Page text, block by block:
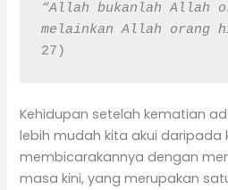
“Allah bukanlah Allah
melainkan Allah orang
27)
Kehidupan setelah kematian
lebih mudah kita akui daripada
membicarakannya dengan
masa kini, yang merupakan